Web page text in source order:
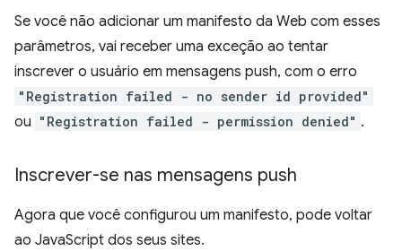
Se você não adicionar um manifesto da Web com esses
parâmetros, vai receber uma exceção ao tentar
inscrever o usuário em mensagens push, com o erro
"Registration failed - no sender id provided"
ou "Registration failed - permission denied" .
Inscrever-se nas mensagens push
Agora que você configurou um manifesto, pode voltar
ao JavaScript dos seus sites.